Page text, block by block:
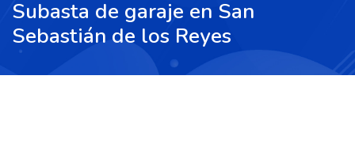
Subasta de garaje en San
Sebastián de los Reyes